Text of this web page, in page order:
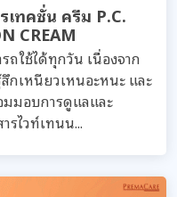
เทคชั่น ครีม P.C.
CREAM
ใช้ได้ทุกวัน เนื่องจาก
กเหนียวเหนอะหนะ และ
มมอบการดูแลและ
ไวท์เทนน...